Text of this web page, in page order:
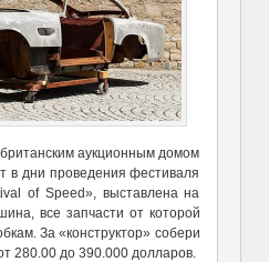
аукционным домом
в дни проведения фестиваля
of Speed», выставлена на
все запчасти от которой
За «конструктор» собери
280.00 до 390.000 долларов.